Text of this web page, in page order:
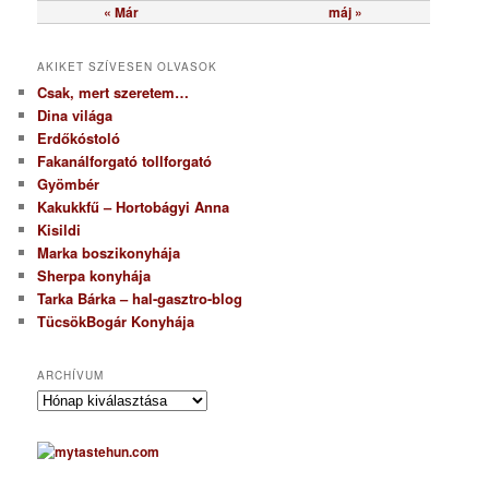
« Már máj »
AKIKET SZÍVESEN OLVASOK
Csak, mert szeretem…
Dina világa
Erdőkóstoló
Fakanálforgató tollforgató
Gyömbér
Kakukkfű – Hortobágyi Anna
Kisildi
Marka boszikonyhája
Sherpa konyhája
Tarka Bárka – hal-gasztro-blog
TücsökBogár Konyhája
ARCHÍVUM
A
c
h